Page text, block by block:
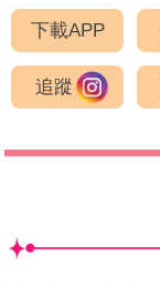
下載APP
追蹤